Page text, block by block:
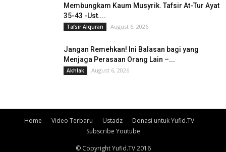
Membungkam Kaum Musyrik. Tafsir At-Tur Ayat
35-43 -Ust....
Tafsir Alquran August 6, 2026
Jangan Remehkan! Ini Balasan bagi yang
Menjaga Perasaan Orang Lain –...
Akhlak August 6, 2026
Home Video Terbaru Ustadz
Donasi untuk Yufid.TV
Subscribe Youtube
© Copyright Yufid.TV 2016